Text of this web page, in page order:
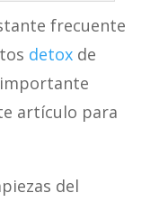
frecuente
detoxde
artículo para
del